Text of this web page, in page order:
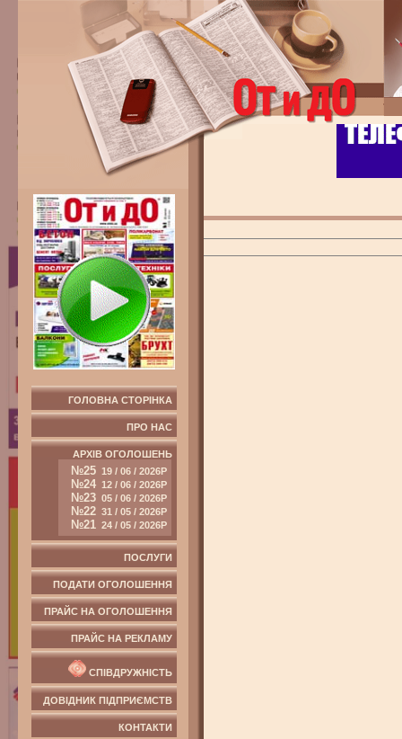
ГОЛОВНА СТОРІНКА
ПРО НАС
АРХІВ ОГОЛОШЕНЬ
№25 19 / 06 / 2026Р
№24 12 / 06 / 2026Р
№23 05 / 06 / 2026Р
№22 31 / 05 / 2026Р
№21 24 / 05 / 2026Р
ПОСЛУГИ
ПОДАТИ ОГОЛОШЕННЯ
ПРАЙС НА ОГОЛОШЕННЯ
ПРАЙС НА РЕКЛАМУ
СПІВДРУЖНІСТЬ
ДОВІДНИК ПІДПРИЄМСТВ
КОНТАКТИ